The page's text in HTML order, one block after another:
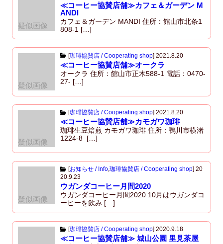
疑似画像
≪コーヒー協賛店舗≫カフェ＆ガーデン M
ANDI
カフェ＆ガーデン MANDI 住所：館山市北条1
808-1 […]
疑似画像
[珈琲協賛店 / Cooperating shop] 2021.8.20
≪コーヒー協賛店舗≫オークラ
オークラ 住所：館山市正木588-1 電話：0470-
27- […]
疑似画像
[珈琲協賛店 / Cooperating shop] 2021.8.20
≪コーヒー協賛店舗≫カモガワ珈琲
珈琲生豆焙煎 カモガワ珈琲 住所：鴨川市横渚
1224-8 […]
疑似画像
[お知らせ / Info,珈琲協賛店 / Cooperating shop] 20
20.9.23
ウガンダコーヒー月間2020
ウガンダコーヒー月間2020 10月はウガンダコ
ーヒーを飲み […]
[珈琲協賛店 / Cooperating shop] 2020.9.18
≪コーヒー協賛店舗≫ 城山公園 里見茶屋